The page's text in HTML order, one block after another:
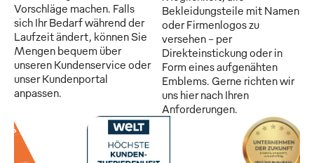
Vorschläge machen. Falls
sich Ihr Bedarf während der
Laufzeit ändert, können Sie
Mengen bequem über
unseren Kundenservice oder
unser Kundenportal
anpassen.
Bekleidungsteile mit Namen
oder Firmenlogos zu
versehen - per
Direkteinstickung oder in
Form eines aufgenähten
Emblems. Gerne richten wir
uns hier nach Ihren
Anforderungen.